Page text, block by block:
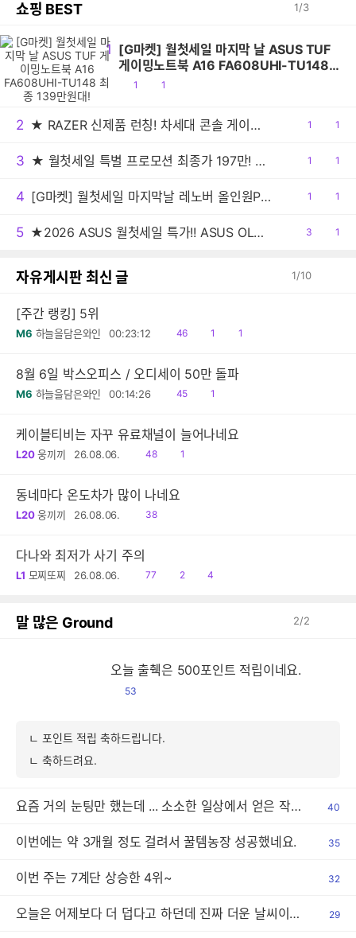
쇼핑 BEST 1/3
1 [G마켓] 월첫세일 마지막 날 ASUS TUF
게이밍노트북 A16 FA608UHI-TU148
최종 139만원대!
공1
댓1
2 ★ RAZER 신제품 런칭! 차세대 콘솔 게이밍 이어버드 '해머헤드 V3 X 하이퍼스피드' PS5 및 XBOX 에디션 출시!
공1
댓1
3 ★ 월첫세일 특별 프로모션 최종가 197만! ★ASUS TUF A18 RTX5070 FA808UP-S8017 18인치 대화면 게이밍노트북
공1
댓1
4 [G마켓] 월첫세일 마지막날 레노버 올인원PC 아이디어센터 27AKP10 F0JE000RKR 최종 91만원대!
공1
댓1
5 ★2026 ASUS 월첫세일 특가!! ASUS OLED 젠북 A16 UX3607QA 4가지 시리즈
공
3
댓1
자유게시판 최신 글 1/10
[주간 랭킹] 5위
M6 하늘을담은와인 00:23:12
읽
46
공1
댓1
8월 6일 박스오피스 / 오디세이 50만 돌파
M6 하늘을담은와인 00:14:26
읽
45
공1
케이블티비는 자꾸 유료채널이 늘어나네요
L20 웅끼끼 26.08.06.
읽
48
공1
동네마다 온도차가 많이 나네요
L20 웅끼끼 26.08.06.
읽
38
다나와 최저가 사기 주의
L1 모찌또찌 26.08.06.
읽
77
공
2
댓
4
말 많은 Ground 2/2
오늘 출췍은 500포인트 적립이네요.
53
ㄴ 포인트 적립 축하드립니다.
ㄴ 축하드려요.
요즘 거의 눈팅만 했는데 ... 소소한 일상에서 얻은 작은 기쁨 하나 나눕니다 40
이번에는 약 3개월 정도 걸려서 꿀템농장 성공했네요. 35
이번 주는 7계단 상승한 4위~ 32
오늘은 어제보다 더 덥다고 하던데 진짜 더운 날씨이긴 하네요. 29